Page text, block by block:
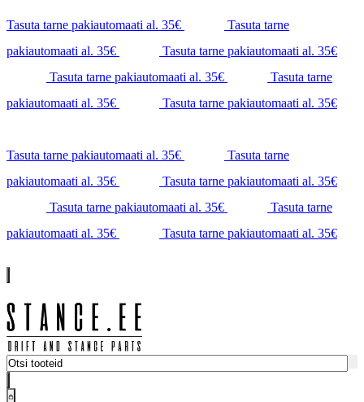
Tasuta tarne pakiautomaati al. 35€
Tasuta tarne
pakiautomaati al. 35€
Tasuta tarne pakiautomaati al. 35€
Tasuta tarne pakiautomaati al. 35€
Tasuta tarne
pakiautomaati al. 35€
Tasuta tarne pakiautomaati al. 35€
Tasuta tarne pakiautomaati al. 35€
Tasuta tarne
pakiautomaati al. 35€
Tasuta tarne pakiautomaati al. 35€
Tasuta tarne pakiautomaati al. 35€
Tasuta tarne
pakiautomaati al. 35€
Tasuta tarne pakiautomaati al. 35€